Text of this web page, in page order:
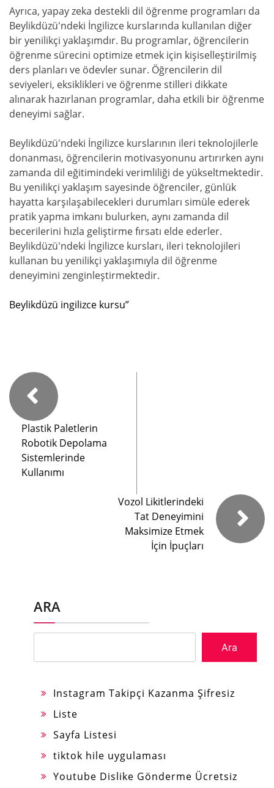
Ayrıca, yapay zeka destekli dil öğrenme programları da
Beylikdüzü'ndeki İngilizce kurslarında kullanılan diğer
bir yenilikçi yaklaşımdır. Bu programlar, öğrencilerin
öğrenme sürecini optimize etmek için kişiselleştirilmiş
ders planları ve ödevler sunar. Öğrencilerin dil
seviyeleri, eksiklikleri ve öğrenme stilleri dikkate
alınarak hazırlanan programlar, daha etkili bir öğrenme
deneyimi sağlar.
Beylikdüzü'ndeki İngilizce kurslarının ileri teknolojilerle
donanması, öğrencilerin motivasyonunu artırırken aynı
zamanda dil eğitimindeki verimliliği de yükseltmektedir.
Bu yenilikçi yaklaşım sayesinde öğrenciler, günlük
hayatta karşılaşabilecekleri durumları simüle ederek
pratik yapma imkanı bulurken, aynı zamanda dil
becerilerini hızla geliştirme fırsatı elde ederler.
Beylikdüzü'ndeki İngilizce kursları, ileri teknolojileri
kullanan bu yenilikçi yaklaşımıyla dil öğrenme
deneyimini zenginleştirmektedir.
Beylikdüzü ingilizce kursu”
Plastik Paletlerin
Robotik Depolama
Sistemlerinde
Kullanımı
Vozol Likitlerindeki
Tat Deneyimini
Maksimize Etmek
İçin İpuçları
ARA
Ara
Instagram Takipçi Kazanma Şifresiz
Liste
Sayfa Listesi
tiktok hile uygulaması
Youtube Dislike Gönderme Ücretsiz